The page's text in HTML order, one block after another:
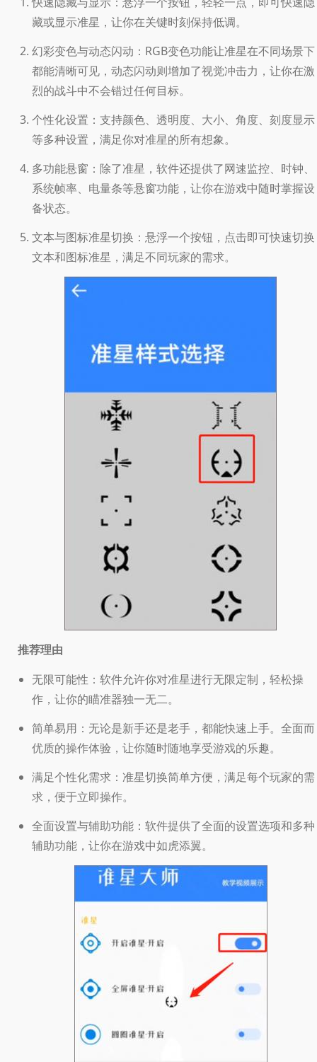
藏或显示准星，让你在关键时刻保持低调。
幻彩变色与动态闪动：RGB变色功能让准星在不同场景下
都能清晰可见，动态闪动则增加了视觉冲击力，让你在激
烈的战斗中不会错过任何目标。
个性化设置：支持颜色、透明度、大小、角度、刻度显示
等多种设置，满足你对准星的所有想象。
多功能悬窗：除了准星，软件还提供了网速监控、时钟、
系统帧率、电量条等悬窗功能，让你在游戏中随时掌握设
备状态。
文本与图标准星切换：悬浮一个按钮，点击即可快速切换
文本和图标准星，满足不同玩家的需求。
推荐理由
无限可能性：软件允许你对准星进行无限定制，轻松操
作，让你的瞄准器独一无二。
简单易用：无论是新手还是老手，都能快速上手。全面而
优质的操作体验，让你随时随地享受游戏的乐趣。
满足个性化需求：准星切换简单方便，满足每个玩家的需
求，便于立即操作。
全面设置与辅助功能：软件提供了全面的设置选项和多种
辅助功能，让你在游戏中如虎添翼。